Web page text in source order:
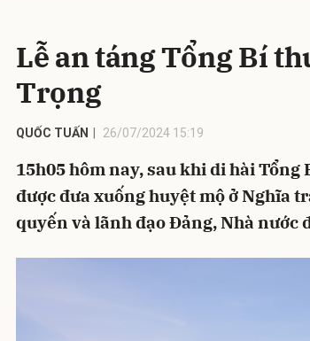
Lễ an táng Tổng Bí
Trọng
QUỐC TUẤN 26/07/2024 15:19
15h05 hôm nay, sau khi di hài
được đưa xuống huyệt mộ ở Nghĩa
quyến và lãnh đạo Đảng, Nhà nước